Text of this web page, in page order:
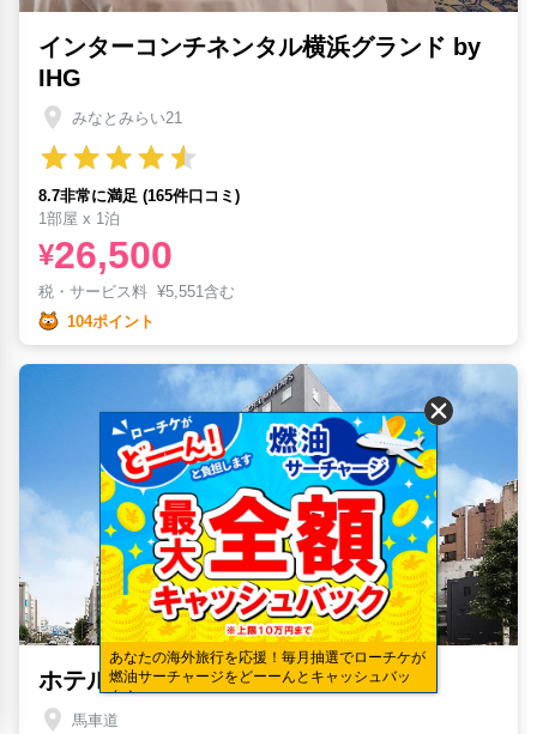
インターコンチネンタル横浜グランド by
IHG
みなとみらい21
8.7非常に満足 (165件口コミ)
1部屋 x 1泊
¥26,500
税・サービス料 ¥5,551含む
104ポイント
ホテルマイステイズ横浜関内
馬車道
あなたの海外旅行を応援！毎月抽選でローチケが
燃油サーチャージをどーーんとキャッシュバッ
ク！